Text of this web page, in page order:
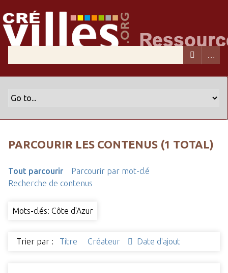
PARCOURIR LES CONTENUS (1 TOTAL)
Tout parcourir
Parcourir par mot-clé
Recherche de contenus
Mots-clés: Côte d'Azur
Trier par : Titre Créateur Date d'ajout